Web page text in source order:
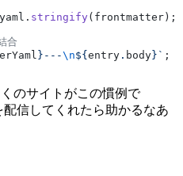
stringify(frontmatter);
合
}---\n${entry . body}` ;
のサイトがこの慣例で
信してくれたら助かるなあ